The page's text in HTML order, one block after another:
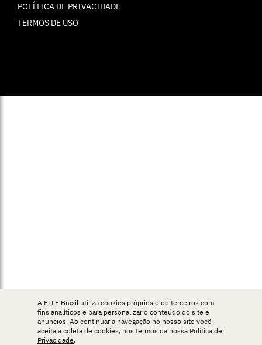
POLÍTICA DE PRIVACIDADE
TERMOS DE USO
A ELLE Brasil utiliza cookies próprios e de terceiros com
fins analíticos e para personalizar o conteúdo do site e
anúncios. Ao continuar a navegação no nosso site você
aceita a coleta de cookies, nos termos da nossa Política de
Privacidade.